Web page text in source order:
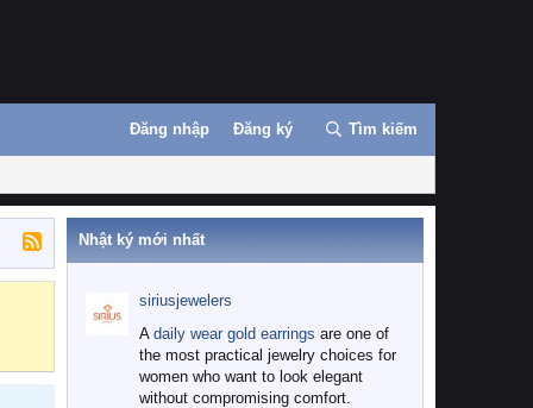
Đăng nhập Đăng ký Tìm kiếm
Nhật ký mới nhất
siriusjewelers
A daily wear gold earrings are one of
the most practical jewelry choices for
women who want to look elegant
without compromising comfort.